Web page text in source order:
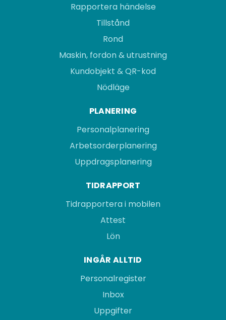
Rapportera händelse
Tillstånd
Rond
Maskin, fordon & utrustning
Kundobjekt & QR-kod
Nödläge
PLANERING
Personalplanering
Arbetsorderplanering
Uppdragsplanering
TIDRAPPORT
Tidrapportera i mobilen
Attest
Lön
INGÅR ALLTID
Personalregister
Inbox
Uppgifter